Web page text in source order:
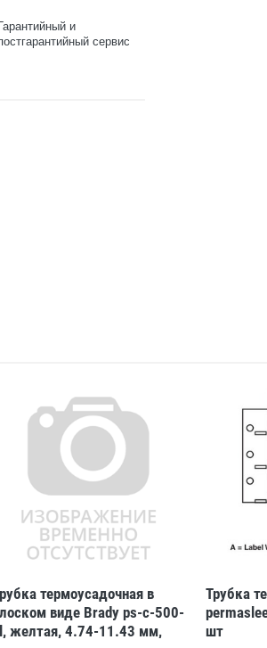
Гарантийный и
сервис
термоусадочная в
виде Brady ps-c-500-
желтая, 4.74-11.43 мм,
Трубка
шт